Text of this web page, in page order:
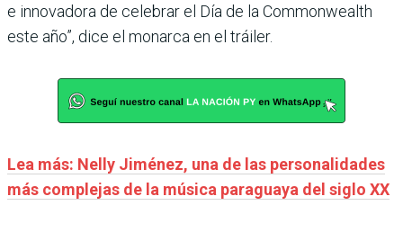
e innovadora de celebrar el Día de la Commonwealth
este año”, dice el monarca en el tráiler.
Lea más: Nelly Jiménez, una de las personalidades
más complejas de la música paraguaya del siglo XX